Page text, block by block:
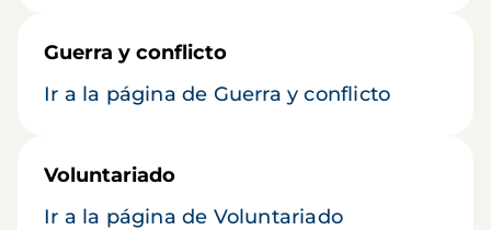
Guerra y conflicto
Ir a la página de Guerra y conflicto
Voluntariado
Ir a la página de Voluntariado